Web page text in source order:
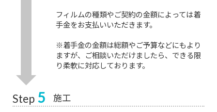
フィルムの種類やご契約の金額によっては着
手金をお支払いいただきます。
※着手金の金額は総額やご予算などにもより
ますが、ご相談いただけましたら、できる限
り柔軟に対応しております。
Step 5 施工